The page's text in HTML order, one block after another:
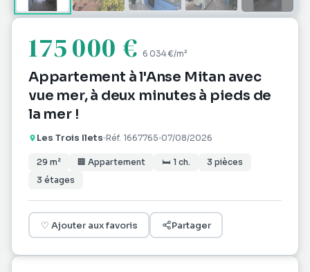
175 000 € 6 034 €/m²
Appartement à l'Anse Mitan avec
vue mer, à deux minutes à pieds de
la mer !
Les Trois Ilets Réf. 1667765 07/08/2026
29 m² 🏢 Appartement 🛏 1 ch. 3 pièces
3 étages
♡ Ajouter aux favoris Partager